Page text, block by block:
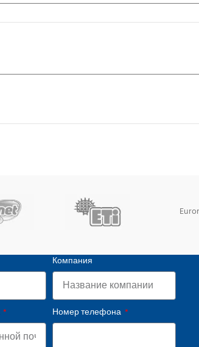
Компания
Номер телефона